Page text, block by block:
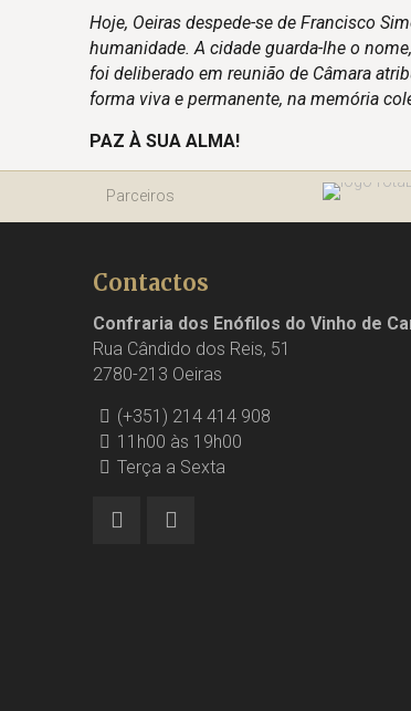
Hoje, Oeiras despede-se de Francisco
humanidade. A cidade guarda-lhe o
foi deliberado em reunião de Câmara
forma viva e permanente, na memória
PAZ À SUA ALMA!
Parceiros
Contactos
Confraria dos Enófilos do Vinho de
Rua Cândido dos Reis, 51
2780-213 Oeiras
(+351) 214 414 908
11h00 às 19h00
Terça a Sexta